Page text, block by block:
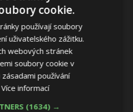
cookie.
používají soubory
uživatelského zážitku.
webových stránek
soubory cookie v
používání
Více informací
(1634) →